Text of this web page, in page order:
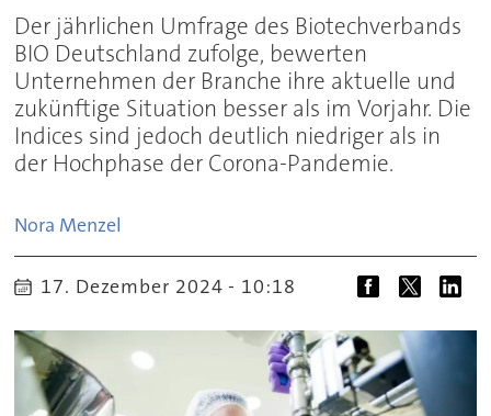
Der jährlichen Umfrage des Biotechverbands
BIO Deutschland zufolge, bewerten
Unternehmen der Branche ihre aktuelle und
zukünftige Situation besser als im Vorjahr. Die
Indices sind jedoch deutlich niedriger als in
der Hochphase der Corona-Pandemie.
Nora Menzel
17. Dezember 2024 - 10:18